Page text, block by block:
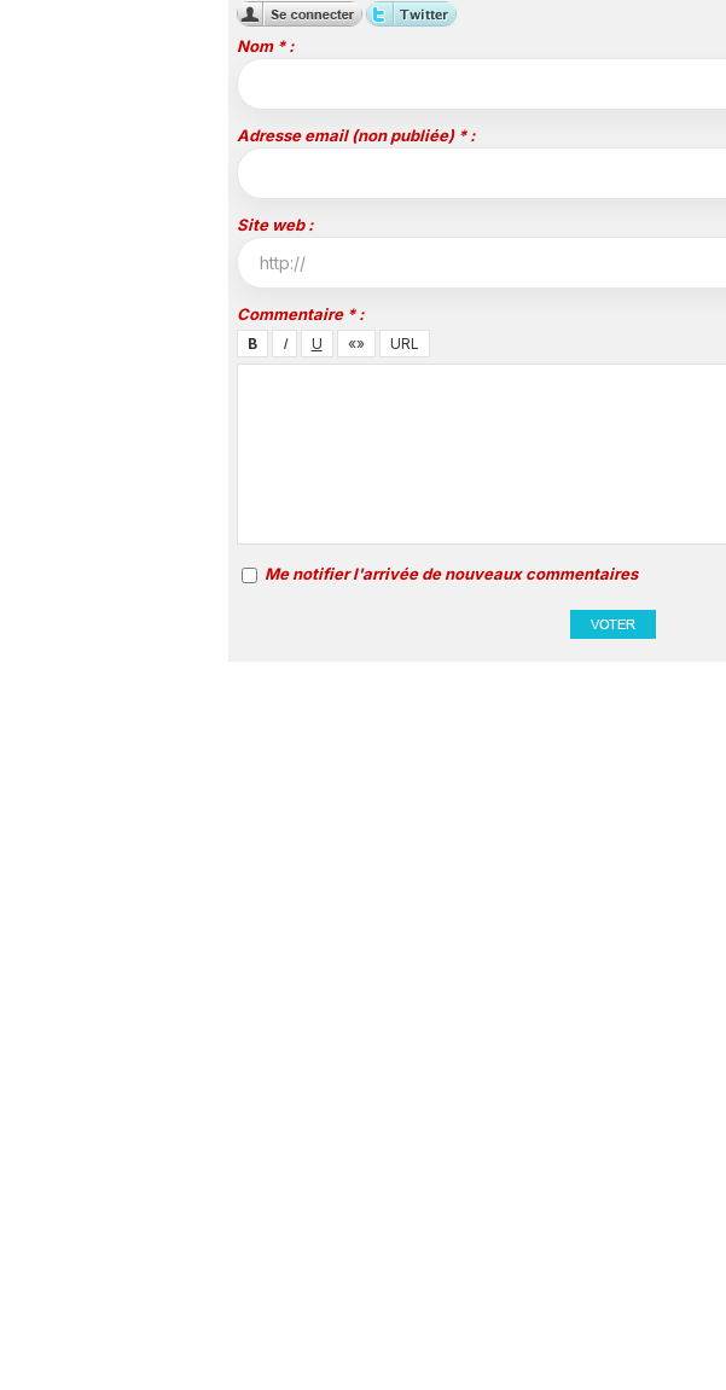
Nom * :
Adresse email (non publiée) * :
Site web :
Commentaire * :
Me notifier l'arrivée de nouveaux commentaires